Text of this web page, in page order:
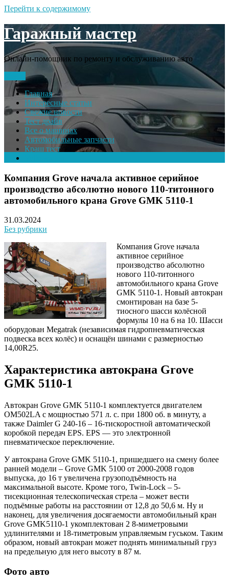
Перейти к содержимому
Гаражный мастер
Онлайн-помощник по ремонту и обслуживанию авто
Главная
Интересные статьи
Свежие новости
Тест драйв
Все о машинах
Автомобильные запчасти
Краш тест
Компания Grove начала активное серийное
производство абсолютно нового 110-титонного
автомобильного крана Grove GMK 5110-1
31.03.2024
Без рубрики
Компания Grove начала
активное серийное
производство абсолютно
нового 110-титонного
автомобильного крана Grove
GMK 5110-1. Новый автокран
смонтирован на базе 5-
тиосного шасси колёсной
формулы 10 на 6 на 10. Шасси
оборудован Megatrak (независимая гидропневматическая
подвеска всех колёс) и оснащён шинами с размерностью
14,00R25.
Характеристика автокрана Grove
GMK 5110-1
Автокран Grove GMK 5110-1 комплектуется двигателем
OM502LA с мощностью 571 л. с. при 1800 об. в минуту, а
также Daimler G 240-16 – 16-тискоростной автоматической
коробкой передач EPS. EPS — это электронной
пневматическое переключение.
У автокрана Grove GMK 5110-1, пришедшего на смену более
ранней модели – Grove GMK 5100 от 2000-2008 годов
выпуска, до 16 т увеличена грузоподъёмность на
максимальной высоте. Кроме того, Twin-Lock – 5-
тисекционная телескопическая стрела – может вести
подъёмные работы на расстоянии от 12,8 до 50,6 м. Ну и
наконец, для увеличения досягаемости автомобильный кран
Grove GMK5110-1 укомплектован 2 8-миметровыми
удлинителями и 18-тиметровым управляемым гуськом. Таким
образом, новый автокран может поднять минимальный груз
на предельную для него высоту в 87 м.
Фото авто